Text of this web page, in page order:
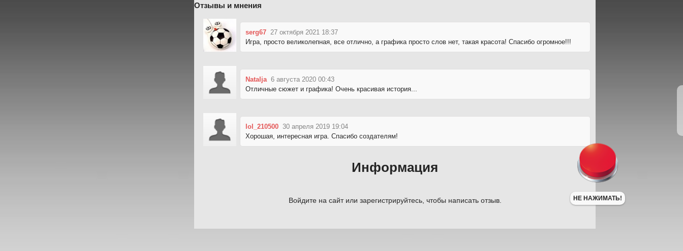
Отзывы и мнения
serg67 27 октября 2021 18:37
Игра, просто великолепная, все отлично, а графика просто слов нет, такая красота! Спасибо огромное!!!
Natalja 6 августа 2020 00:43
Отличные сюжет и графика! Очень красивая история...
lol_210500 30 апреля 2019 19:04
Хорошая, интересная игра. Спасибо создателям!
Информация
Войдите на сайт или зарегистрируйтесь, чтобы написать отзыв. НЕ НАЖИМАТЬ!